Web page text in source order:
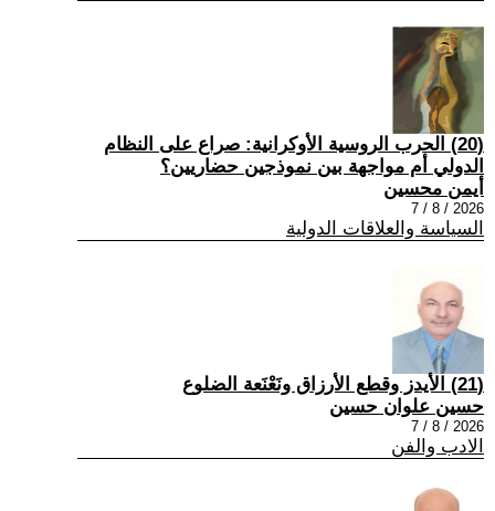
(20) الحرب الروسية الأوكرانية: صراع على النظام
الدولي أم مواجهة بين نموذجين حضاريين؟
أيمن محسين
2026 / 8 / 7
السياسة والعلاقات الدولية
(21) الأيدز وقطع الأرزاق ونَعْنَعة الضلوع
حسين علوان حسين
2026 / 8 / 7
الادب والفن